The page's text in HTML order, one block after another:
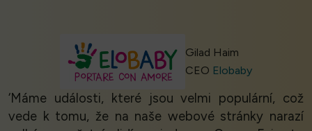
Gilad Haim
CEO Elobaby
‘Máme události, které jsou velmi populární, což
vede k tomu, že na naše webové stránky narazí